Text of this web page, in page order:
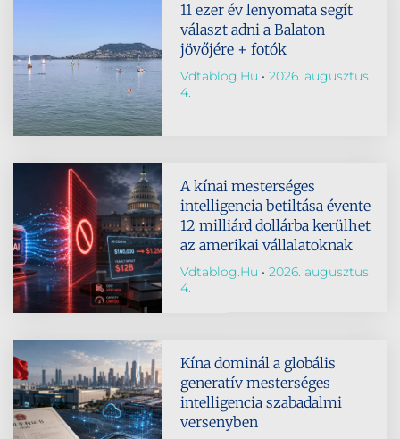
11 ezer év lenyomata segít
választ adni a Balaton
jövőjére + fotók
Vdtablog.hu
2026. augusztus
4.
A kínai mesterséges
intelligencia betiltása évente
12 milliárd dollárba kerülhet
az amerikai vállalatoknak
Vdtablog.hu
2026. augusztus
4.
Kína dominál a globális
generatív mesterséges
intelligencia szabadalmi
versenyben